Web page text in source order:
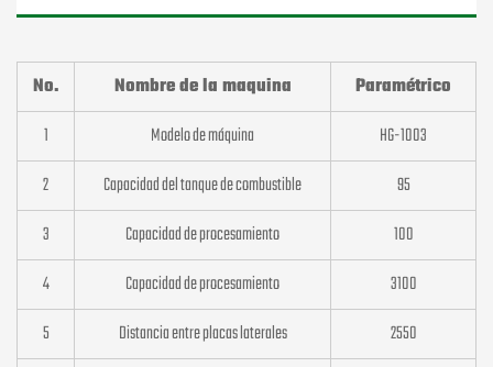
No. Nombre de la maquina Paramétrico
1 Modelo de máquina HG-1003
2 Capacidad del tanque de combustible 95
3 Capacidad de procesamiento 100
4 Capacidad de procesamiento 3100
5 Distancia entre placas laterales 2550